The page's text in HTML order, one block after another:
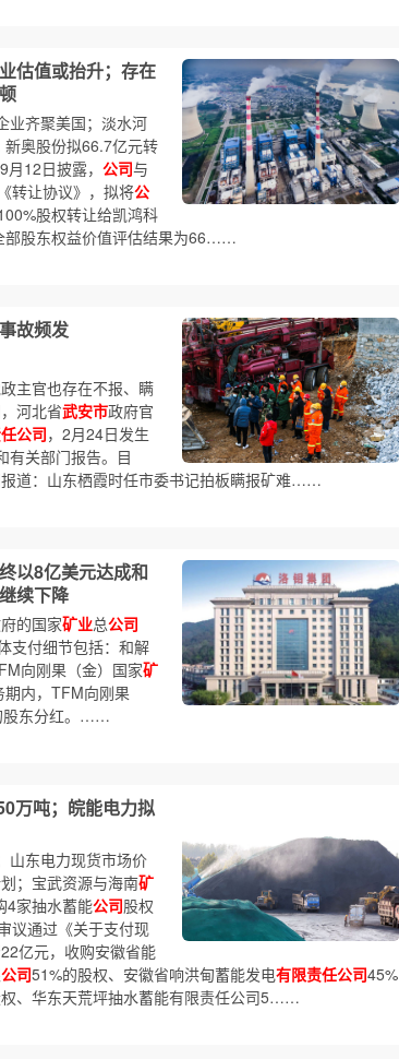
估值或抬升；存在
业齐聚美国；淡水河
奥股份拟66.7亿元转
12日披露， 公司与
转让协议》，拟将公
股权转让给凯鸿科
部股东权益价值评估结果为66……
故频发
主官也存在不报、瞒
河北省武安市政府官
公司，2月24日发生
有关部门报告。目
道：山东栖霞时任市委书记拍板瞒报矿难……
以8亿美元达成和
续下降
的国家矿业总公司
支付细节包括：和解
向刚果（金）国家矿
内，TFM向刚果
股东分红。……
万吨；皖能电力拟
山东电力现货市场价
；宝武资源与海南矿
家抽水蓄能公司股权
议通过《关于支付现
亿元，收购安徽省能
公司51%的股权、安徽省响洪甸蓄能发电有限责任公司45%
、华东天荒坪抽水蓄能有限责任公司5……